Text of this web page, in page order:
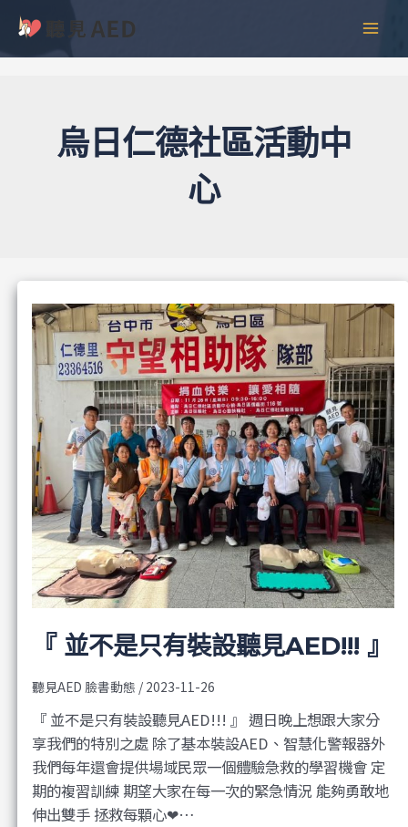
主
烏日仁德社區活動中
心
『 並不是只有裝設聽見AED!!! 』
聽見AED 臉書動態 / 2023-11-26
『 並不是只有裝設聽見AED!!! 』 週日晚上想跟大家分
享我們的特別之處 除了基本裝設AED、智慧化警報器外
我們每年還會提供場域民眾一個體驗急救的學習機會 定
期的複習訓練 期望大家在每一次的緊急情況 能夠勇敢地
伸出雙手 拯救每顆心❤…
彙
整